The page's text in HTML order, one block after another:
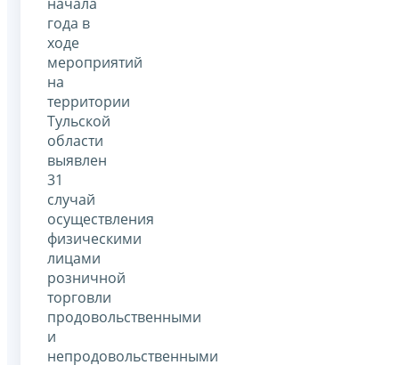
года в
ходе
мероприятий
на
территории
Тульской
области
выявлен
31
случай
осуществления
физическими
лицами
розничной
торговли
продовольственными
и
непродовольственными